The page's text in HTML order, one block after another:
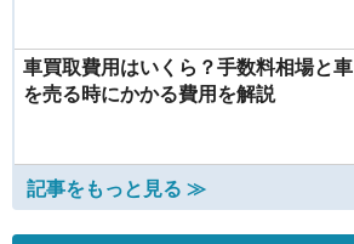
車買取費用はいくら？手数料相場と車
を売る時にかかる費用を解説
記事をもっと見る ≫